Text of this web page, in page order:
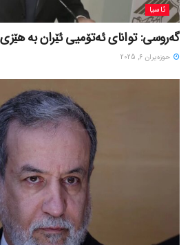
ئاسیا
گەروسی: توانای ئەتۆمیی ئێران بە هێزی
حوزه‌یران 6, 2025